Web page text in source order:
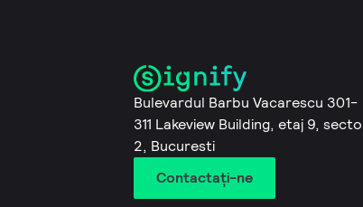
Bulevardul Barbu Vacarescu 301-
311 Lakeview Building, etaj 9,
2, Bucuresti
Contactaţi-ne